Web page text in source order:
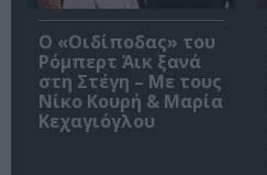
O «Οιδίποδας» του
Ρόμπερτ Άικ ξανά
στη Στέγη – Με τους
Νίκο Κουρή & Μαρία
Κεχαγιόγλου